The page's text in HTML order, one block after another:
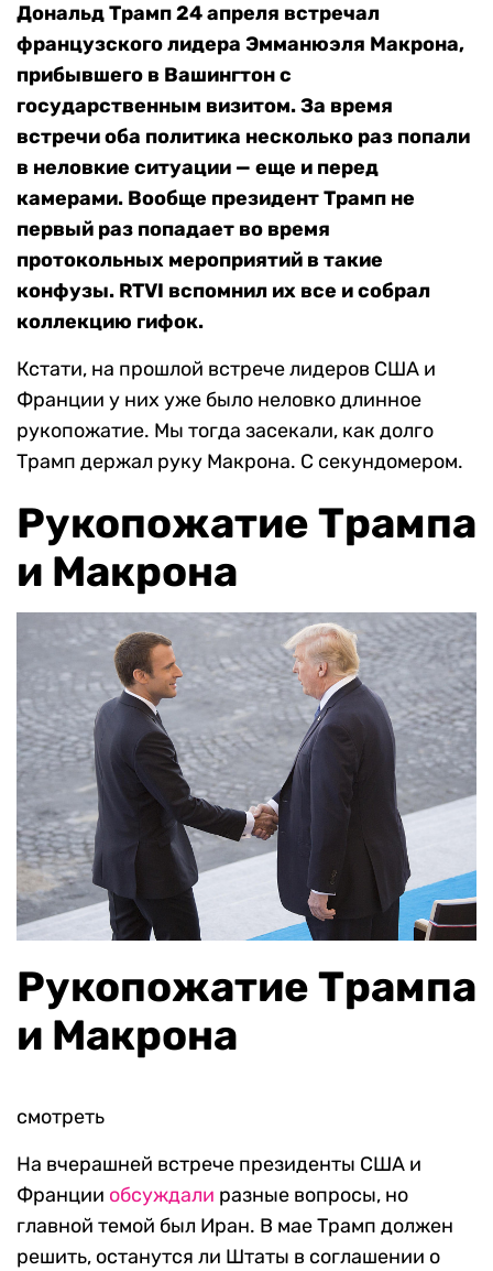
Дональд Трамп 24 апреля встречал
французского лидера Эмманюэля Макрона,
прибывшего в Вашингтон с
государственным визитом. За время
встречи оба политика несколько раз попали
в неловкие ситуации — еще и перед
камерами. Вообще президент Трамп не
первый раз попадает во время
протокольных мероприятий в такие
конфузы. RTVI вспомнил их все и собрал
коллекцию гифок.
Кстати, на прошлой встрече лидеров США и
Франции у них уже было неловко длинное
рукопожатие. Мы тогда засекали, как долго
Трамп держал руку Макрона. С секундомером.
Рукопожатие Трампа
и Макрона
Рукопожатие Трампа
и Макрона
смотреть
На вчерашней встрече президенты США и
Франции обсуждали разные вопросы, но
главной темой был Иран. В мае Трамп должен
решить, останутся ли Штаты в соглашении о